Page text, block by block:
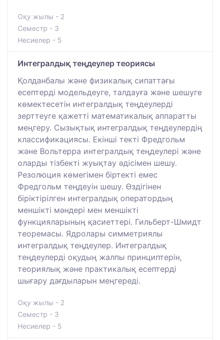
Оқу жылы - 2
Семестр - 3
Несиелер - 5
Интегралдық теңдеулер теориясы
Қолданбалы және физикалық сипаттағы
есептерді модельдеуге, талдауға және шешуге
көмектесетін интегралдық теңдеулерді
зерттеуге қажетті математикалық аппаратты
меңгеру. Сызықтық интегралдық теңдеулердің
классификациясы. Екінші текті Фредгольм
және Вольтерра интегралдық теңдеулері және
оларды тізбекті жуықтау әдісімен шешу.
Резолюция көмегімен біртекті емес
Фредгольм теңдеуін шешу. Өздігінен
біріктірілген интегралдық оператордың
меншікті мәндері мен меншікті
функцияларының қасиеттері. Гильберт-Шмидт
теоремасы. Ядролары симметриялы
интегралдық теңдеулер. Интегралдық
теңдеулерді оқудың жалпы принциптерін,
теориялық және практикалық есептерді
шығару дағдыларын меңгереді.
Оқу жылы - 2
Семестр - 3
Несиелер - 5